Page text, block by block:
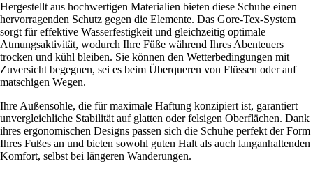
Hergestellt aus hochwertigen Materialien bieten diese Schuhe einen
hervorragenden Schutz gegen die Elemente. Das Gore-Tex-System
sorgt für effektive Wasserfestigkeit und gleichzeitig optimale
Atmungsaktivität, wodurch Ihre Füße während Ihres Abenteuers
trocken und kühl bleiben. Sie können den Wetterbedingungen mit
Zuversicht begegnen, sei es beim Überqueren von Flüssen oder auf
matschigen Wegen.
Ihre Außensohle, die für maximale Haftung konzipiert ist, garantiert
unvergleichliche Stabilität auf glatten oder felsigen Oberflächen. Dank
ihres ergonomischen Designs passen sich die Schuhe perfekt der Form
Ihres Fußes an und bieten sowohl guten Halt als auch langanhaltenden
Komfort, selbst bei längeren Wanderungen.